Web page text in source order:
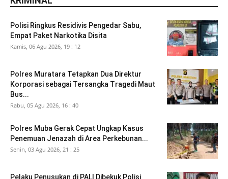
Polisi Ringkus Residivis Pengedar Sabu,
Empat Paket Narkotika Disita
Kamis, 06 Agu 2026, 19 : 12
Polres Muratara Tetapkan Dua Direktur
Korporasi sebagai Tersangka Tragedi Maut
Bus...
Rabu, 05 Agu 2026, 16 : 40
Polres Muba Gerak Cepat Ungkap Kasus
Penemuan Jenazah di Area Perkebunan...
Senin, 03 Agu 2026, 21 : 25
Pelaku Penusukan di PALI Dibekuk Polisi